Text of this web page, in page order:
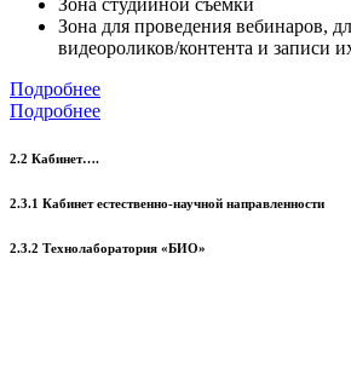
Зона для проведения вебинаров,
видеороликов/контента и записи
Подробнее
Подробнее
2.2 Кабинет….
2.3.1 Кабинет естественно-научной направленности
2.3.2 Технолаборатория «БИО»